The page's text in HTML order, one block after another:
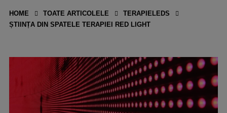
HOME TOATE ARTICOLELE
TERAPIELEDS
ȘTIINȚA DIN SPATELE TERAPIEI RED LIGHT